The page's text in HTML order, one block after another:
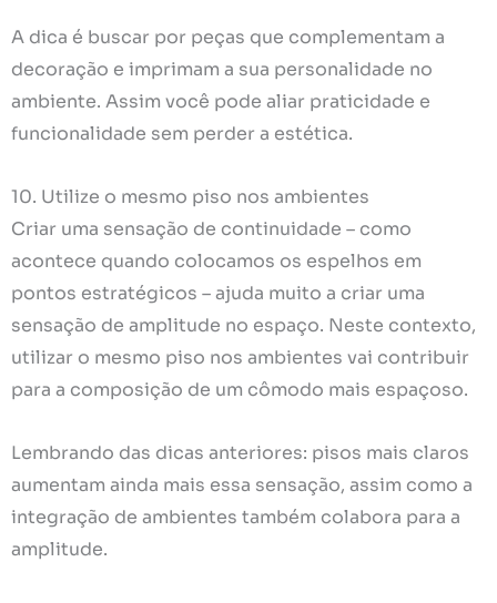
A dica é buscar por peças que complementam a
decoração e imprimam a sua personalidade no
ambiente. Assim você pode aliar praticidade e
funcionalidade sem perder a estética.
10. Utilize o mesmo piso nos ambientes
Criar uma sensação de continuidade – como
acontece quando colocamos os espelhos em
pontos estratégicos – ajuda muito a criar uma
sensação de amplitude no espaço. Neste contexto,
utilizar o mesmo piso nos ambientes vai contribuir
para a composição de um cômodo mais espaçoso.
Lembrando das dicas anteriores: pisos mais claros
aumentam ainda mais essa sensação, assim como a
integração de ambientes também colabora para a
amplitude.